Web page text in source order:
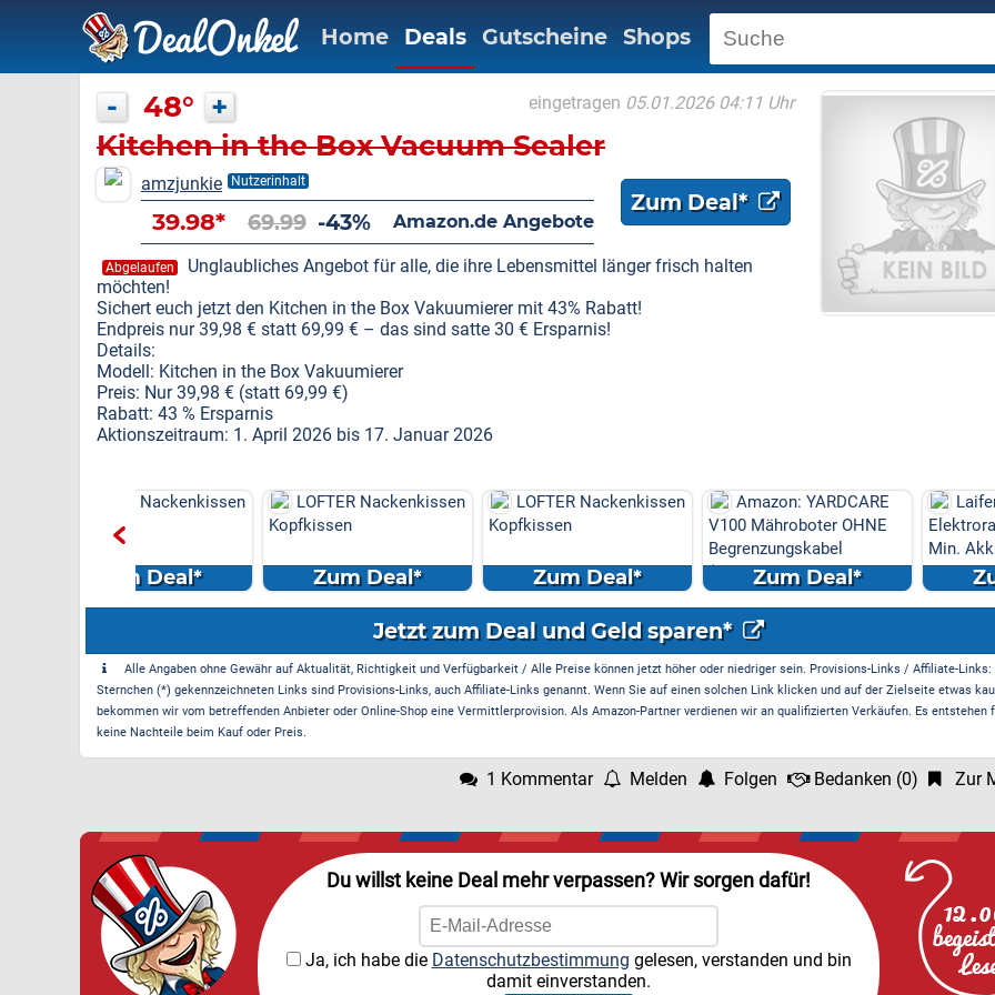
Home Deals Gutscheine Shops
- 48° + eingetragen 05.01.2026 04:11 Uhr
Kitchen in the Box Vacuum Sealer
amzjunkie Nutzerinhalt
Zum Deal*
39.98* 69.99 -43% Amazon.de Angebote
Abgelaufen
Unglaubliches Angebot für alle, die ihre Lebensmittel länger frisch halten
möchten!
Sichert euch jetzt den Kitchen in the Box Vakuumierer mit 43% Rabatt!
Endpreis nur 39,98 € statt 69,99 € – das sind satte 30 € Ersparnis!
Details:
Modell: Kitchen in the Box Vakuumierer
Preis: Nur 39,98 € (statt 69,99 €)
Rabatt: 43 % Ersparnis
Aktionszeitraum: 1. April 2026 bis 17. Januar 2026
LOFTER Nackenkissen
Zum Deal*
LOFTER Nackenkissen
Zum Deal*
Amazon: YARDCARE
V100 Mähroboter OHNE
Begrenzungskabel
(Kamera/Visi...
Zum Deal*
Laifen P3 (Nebelblau)
Elektrorasierer Bundle:
Min. Akku, USB-C ...
Zum Deal*
Jetzt zum Deal und Geld sparen*
Alle Angaben ohne Gewähr auf Aktualität, Richtigkeit und Verfügbarkeit / Alle Preise können jetzt höher oder niedriger sein. Provisions-Links / Affiliate-
Sternchen (*) gekennzeichneten Links sind Provisions-Links, auch Affiliate-Links genannt. Wenn Sie auf einen solchen Link klicken und auf der Zielseite etwas
bekommen wir vom betreffenden Anbieter oder Online-Shop eine Vermittlerprovision. Als Amazon-Partner verdienen wir an qualifizierten Verkäufen. Es entstehen
keine Nachteile beim Kauf oder Preis.
1 Kommentar Melden Folgen Bedanken (0) Zur
Du willst keine Deal mehr verpassen? Wir sorgen dafür!
Ja, ich habe die Datenschutzbestimmung gelesen, verstanden und bin
damit einverstanden.